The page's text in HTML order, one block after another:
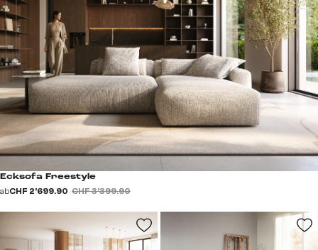
Ecksofa Freestyle
abCHF 2’699.90 CHF 3’399.90